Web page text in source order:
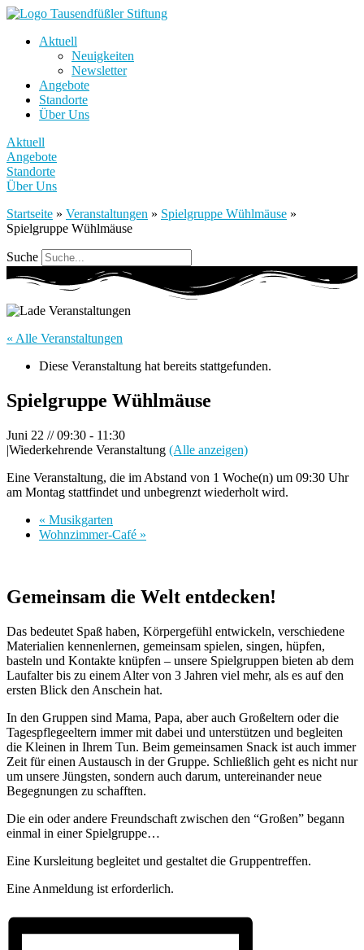
Aktuell
Neuigkeiten
Newsletter
Angebote
Standorte
Über Uns
Aktuell
Angebote
Standorte
Über Uns
Startseite » Veranstaltungen » Spielgruppe Wühlmäuse »
Spielgruppe Wühlmäuse
Suche
« Alle Veranstaltungen
Diese Veranstaltung hat bereits stattgefunden.
Spielgruppe Wühlmäuse
Juni 22 // 09:30 - 11:30
|Wiederkehrende Veranstaltung (Alle anzeigen)
Eine Veranstaltung, die im Abstand von 1 Woche(n) um 09:30 Uhr
am Montag stattfindet und unbegrenzt wiederholt wird.
« Musikgarten
Wohnzimmer-Café »
Gemeinsam die Welt entdecken!
Das bedeutet Spaß haben, Körpergefühl entwickeln, verschiedene
Materialien kennenlernen, gemeinsam spielen, singen, hüpfen,
basteln und Kontakte knüpfen – unsere Spielgruppen bieten ab dem
Laufalter bis zu einem Alter von 3 Jahren viel mehr, als es auf den
ersten Blick den Anschein hat.
In den Gruppen sind Mama, Papa, aber auch Großeltern oder die
Tagespflegeeltern immer mit dabei und unterstützen und begleiten
die Kleinen in Ihrem Tun. Beim gemeinsamen Snack ist auch immer
Zeit für einen Austausch in der Gruppe. Schließlich geht es nicht nur
um unsere Jüngsten, sondern auch darum, untereinander neue
Begegnungen zu schafften.
Die ein oder andere Freundschaft zwischen den “Großen” begann
einmal in einer Spielgruppe…
Eine Kursleitung begleitet und gestaltet die Gruppentreffen.
Eine Anmeldung ist erforderlich.